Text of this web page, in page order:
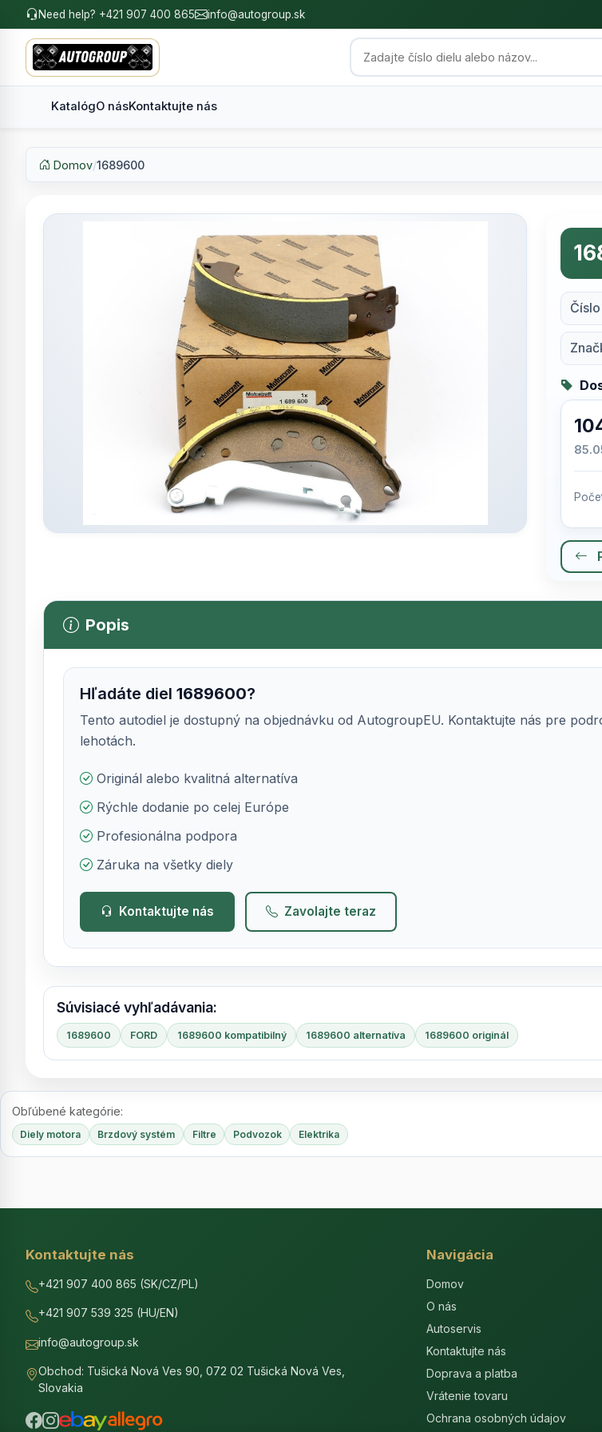
Need help? +421 907 400 865 info@autogroup.sk
KatalógO násKontaktujte nás
Domov/1689600
Popis
Hľadáte diel1689600?
Tento autodiel je dostupný na objednávku od AutogroupEU. Kontaktujte nás pre
lehotách.
Originál alebo kvalitná alternatíva
Rýchle dodanie po celej Európe
Profesionálna podpora
Záruka na všetky diely
Kontaktujte nás Zavolajte teraz
Súvisiacé vyhľadávania:
1689600 FORD 1689600 kompatibilný 1689600 alternatíva 1689600 originál
Obľúbené kategórie:
Diely motora Brzdový systém Filtre Podvozok Elektrika
Kontaktujte nás
+421 907 400 865 (SK/CZ/PL)
+421 907 539 325 (HU/EN)
info@autogroup.sk
Obchod: Tušická Nová Ves 90, 072 02 Tušická Nová Ves,
Slovakia
Navigácia
Domov
O nás
Autoservis
Kontaktujte nás
Doprava a platba
Vrátenie tovaru
Ochrana osobných údajov